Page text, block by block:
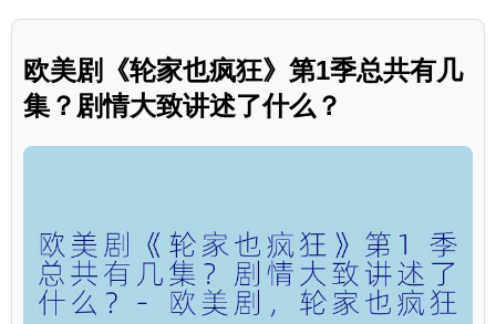
欧美剧《轮家也疯狂》第1季总共有几
集？剧情大致讲述了什么？